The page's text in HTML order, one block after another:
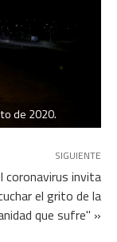
de 2020.
SIGUIENTE
coronavirus invita
el grito de la
que sufre" »